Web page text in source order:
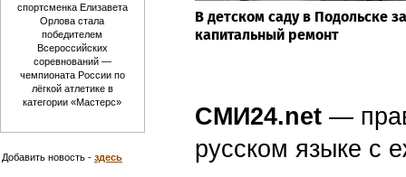
В детском саду в Подольске
капитальный ремонт
СМИ24.net —
русском языке с
спортсменка Елизавета
Орлова стала
победителем
Всероссийских
соревнований —
чемпионата России по
лёгкой атлетике в
категории «Мастерс»
Добавить новость - здесь